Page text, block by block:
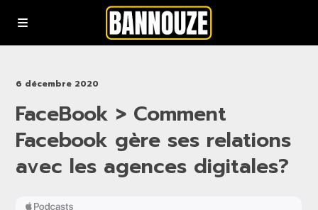
YouTube
Rejoindre la communauté bannouze (Newsletter)
Nous contacter
6 décembre 2020
FaceBook > Comment
Facebook gère ses relations
avec les agences digitales?